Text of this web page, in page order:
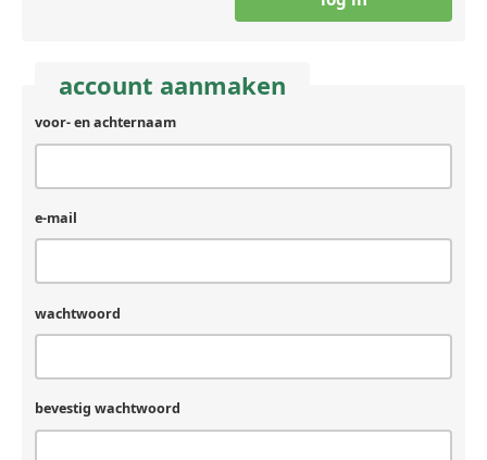
account aanmaken
voor- en achternaam
e-mail
wachtwoord
bevestig wachtwoord